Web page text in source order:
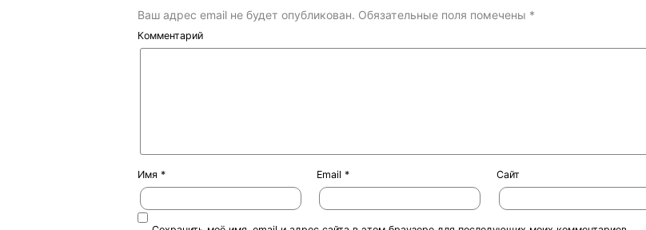
Ваш адрес email не будет опубликован. Обязательные поля помечены *
Комментарий
Имя * Email* Сайт